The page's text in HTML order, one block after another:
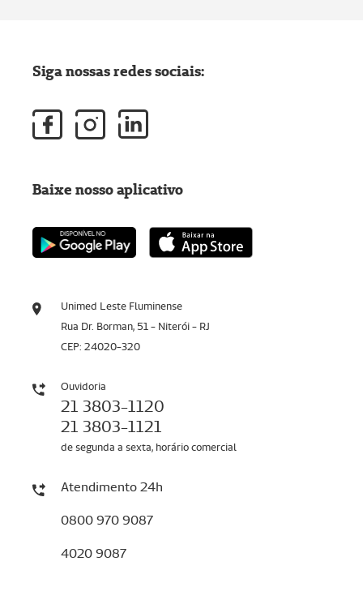
Unimed Leste Fluminense
Rua Dr. Borman, 51 - Niterói - RJ
CEP: 24020-320
Ouvidoria
21 3803-1120
21 3803-1121
de segunda a sexta, horário comercial
Atendimento 24h
0800 970 9087
4020 9087
Siga nossas redes sociais:
Baixe nosso aplicativo